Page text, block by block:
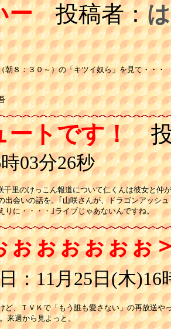
ー投稿者：
朝８：３０～）の「キツイ奴ら」を見て・・・
ートです！投
03分26秒
千里のけっこん報道について仁くんは彼女と
出会いの話を。｢山咲さんが、ドラゴンアッシュ
りに・・・・｣ライブじゃあないんですね。
ぉぉぉぉぉぉ
11月25日(木)16
ど、ＴＶＫで「もう誰も愛さない」の再放送や
来週から見よっと。